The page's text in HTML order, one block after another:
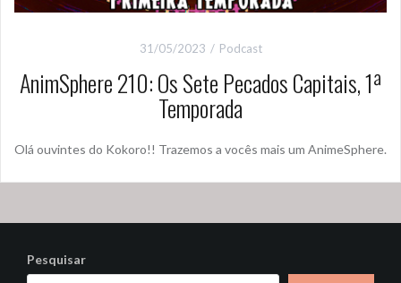
31/05/2023 Podcast
AnimSphere 210: Os Sete Pecados Capitais, 1ª
Temporada
Olá ouvintes do Kokoro!! Trazemos a vocês mais um AnimeSphere.
Pesquisar